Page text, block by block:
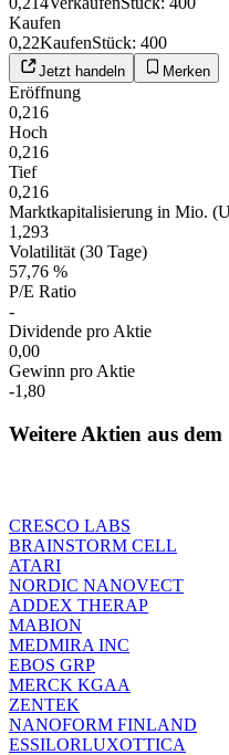
Kaufen
0,22KaufenStück: 400
Jetzt handeln Merken
Eröffnung
0,216
Hoch
0,216
Tief
0,216
Marktkapitalisierung in Mio.
1,293
Volatilität (30 Tage)
57,76 %
P/E Ratio
-
Dividende pro Aktie
0,00
Gewinn pro Aktie
-1,80
Weitere Aktien aus
CRESCO LABS
BRAINSTORM CELL
ATARI
NORDIC NANOVECT
ADDEX THERAP
MABION
MEDMIRA INC
EBOS GRP
MERCK KGAA
ZENTEK
NANOFORM FINLAND
ESSILORLUXOTTICA